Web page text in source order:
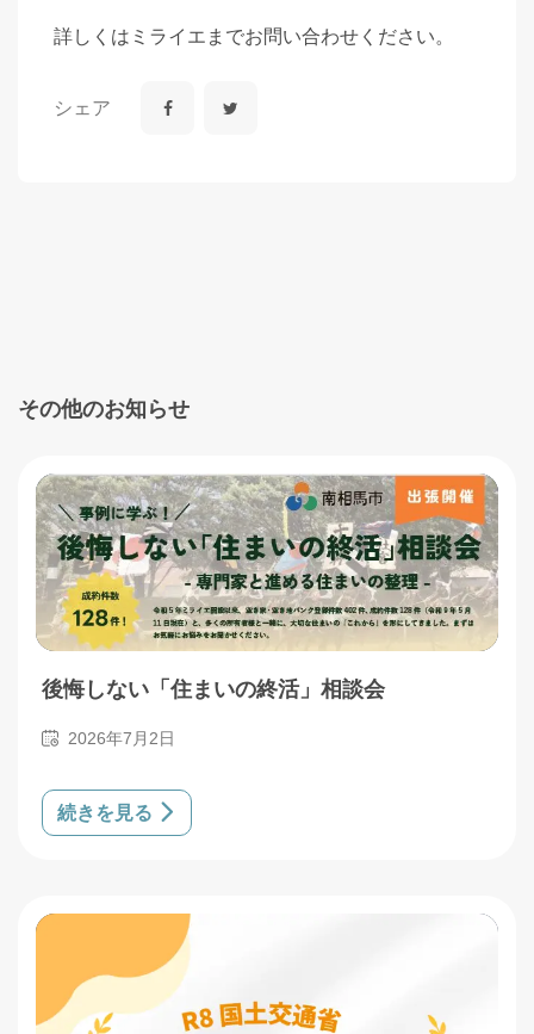
詳しくはミライエまでお問い合わせください。
シェア
その他のお知らせ
後悔しない「住まいの終活」相談会
2026年7月2日
続きを見る